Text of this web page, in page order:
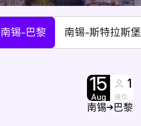
南锡-巴黎 南锡-斯特拉斯堡
15
Aug
1
座位
南锡 巴黎